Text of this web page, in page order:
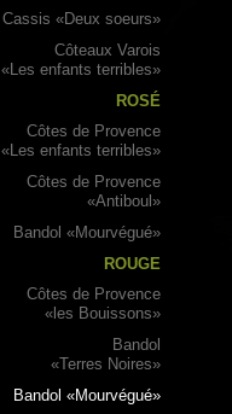
Cassis «Deux soeurs»
Côteaux Varois
«Les enfants terribles»
ROSÉ
Côtes de Provence
«Les enfants terribles»
Côtes de Provence
«Antiboul»
Bandol «Mourvégué»
ROUGE
Côtes de Provence
«les Bouissons»
Bandol
«Terres Noires»
Bandol «Mourvégué»